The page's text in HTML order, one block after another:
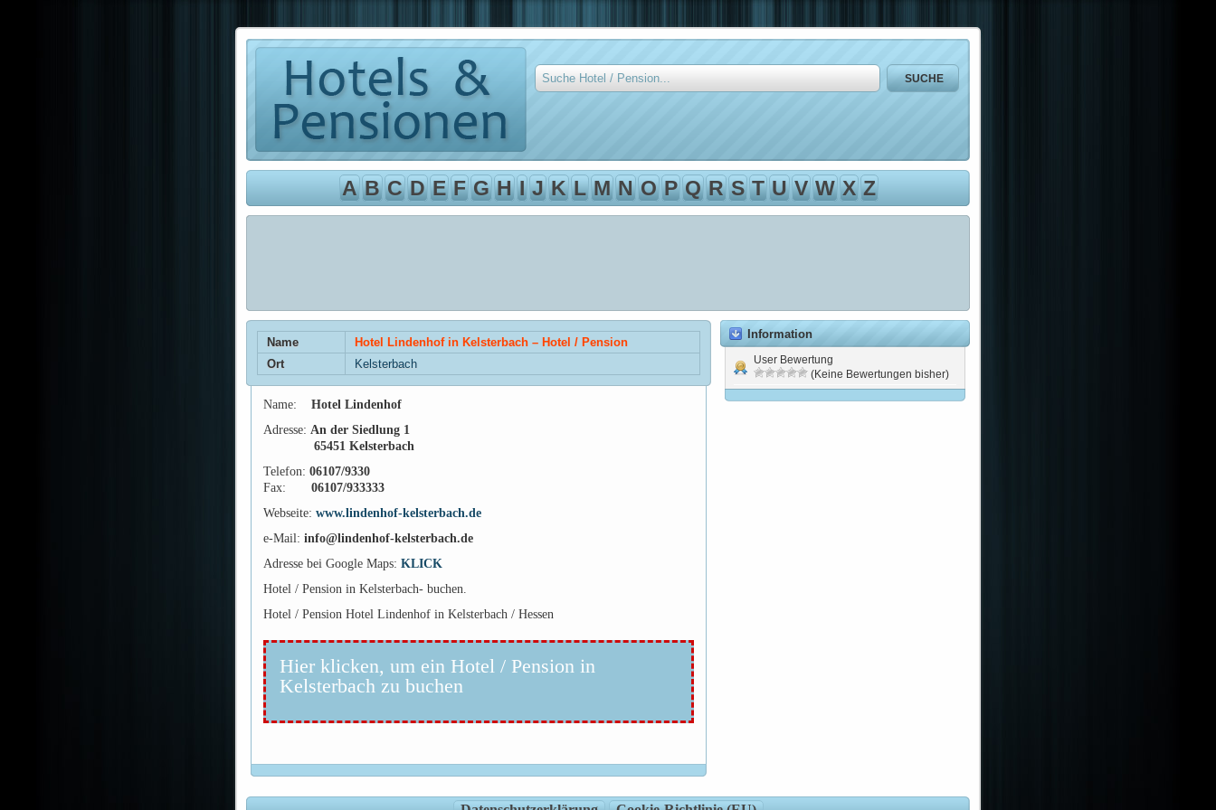
A B C D E F G H I J K L M N O P Q R S T U V W X Z
Name
Hotel Lindenhof in Kelsterbach – Hotel / Pension
Ort
Kelsterbach
Name: Hotel Lindenhof
Adresse: An der Siedlung 1
65451 Kelsterbach
Telefon: 06107/9330
Fax: 06107/933333
Webseite: www.lindenhof-kelsterbach.de
e-Mail: info@lindenhof-kelsterbach.de
Adresse bei Google Maps: KLICK
Hotel / Pension in Kelsterbach- buchen.
Hotel / Pension Hotel Lindenhof in Kelsterbach / Hessen
Hier klicken, um ein Hotel / Pension in
Kelsterbach zu buchen
Information
User Bewertung
(Keine Bewertungen bisher)